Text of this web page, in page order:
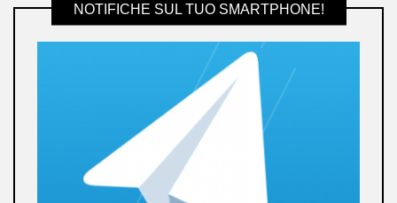
NOTIFICHE SUL TUO SMARTPHONE!